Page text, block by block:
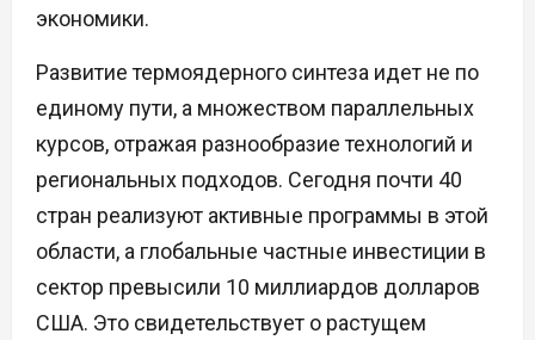
экономики.
Развитие термоядерного синтеза идет не по
единому пути, а множеством параллельных
курсов, отражая разнообразие технологий и
региональных подходов. Сегодня почти 40
стран реализуют активные программы в этой
области, а глобальные частные инвестиции в
сектор превысили 10 миллиардов долларов
США. Это свидетельствует о растущем